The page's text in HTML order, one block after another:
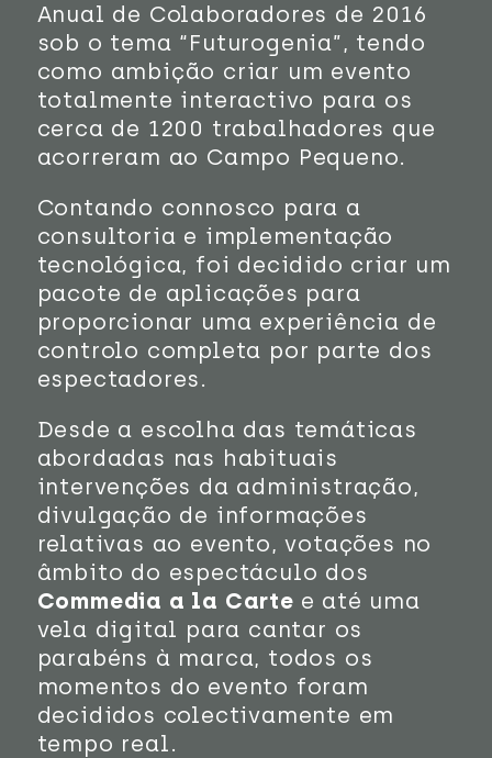
Anual de Colaboradores de 2016
sob o tema “Futurogenia”, tendo
como ambição criar um evento
totalmente interactivo para os
cerca de 1200 trabalhadores que
acorreram ao Campo Pequeno.
Contando connosco para a
consultoria e implementação
tecnológica, foi decidido criar um
pacote de aplicações para
proporcionar uma experiência de
controlo completa por parte dos
espectadores.
Desde a escolha das temáticas
abordadas nas habituais
intervenções da administração,
divulgação de informações
relativas ao evento, votações no
âmbito do espectáculo dos
Commedia a la Carte e até uma
vela digital para cantar os
parabéns à marca, todos os
momentos do evento foram
decididos colectivamente em
tempo real.